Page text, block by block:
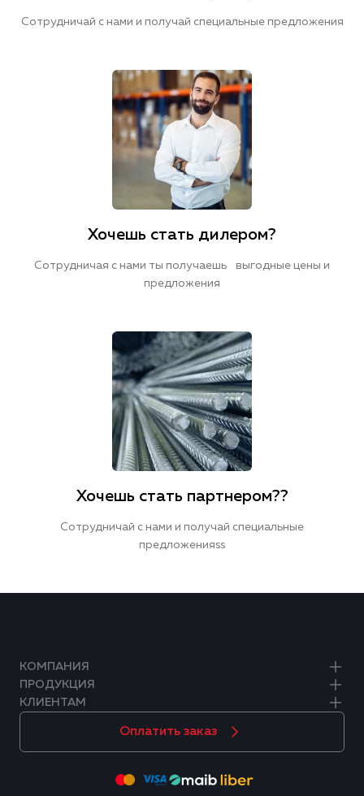
Сотрудничай с нами и получай специальные предложения
Хочешь стать дилером?
Сотрудничая с нами ты получаешь выгодные цены и
предложения
Хочешь стать партнером??
Сотрудничай с нами и получай специальные
предложенияss
КОМПАНИЯ
ПРОДУКЦИЯ
КЛИЕНТАМ
Оплатить заказ